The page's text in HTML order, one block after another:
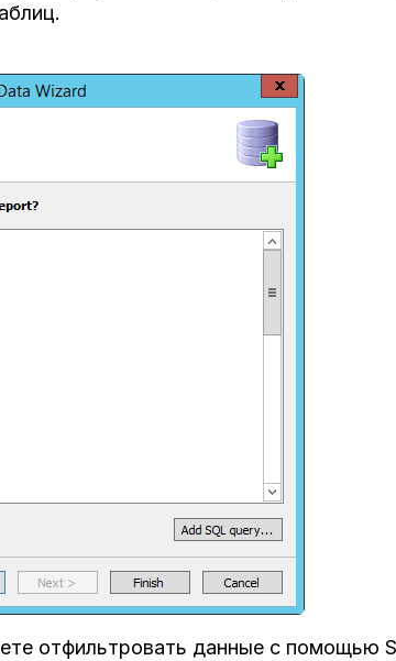
отфильтровать данные с помощью